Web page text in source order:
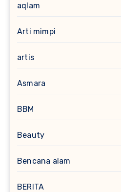
aqlam
Arti mimpi
artis
Asmara
BBM
Beauty
Bencana alam
BERITA